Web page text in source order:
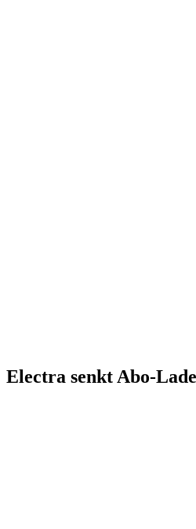
Electra senkt Abo-